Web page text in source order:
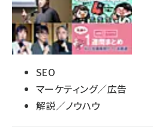
SEO
マーケティング／広告
解説／ノウハウ